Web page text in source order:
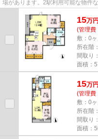
場があります。2駅利用可能な物件
ちらは初期費用をカードでお支...
15万円
(管理費
敷：0
所在階
間取り
面積：
15万円
(管理費
敷：0
所在階
間取り
面積：